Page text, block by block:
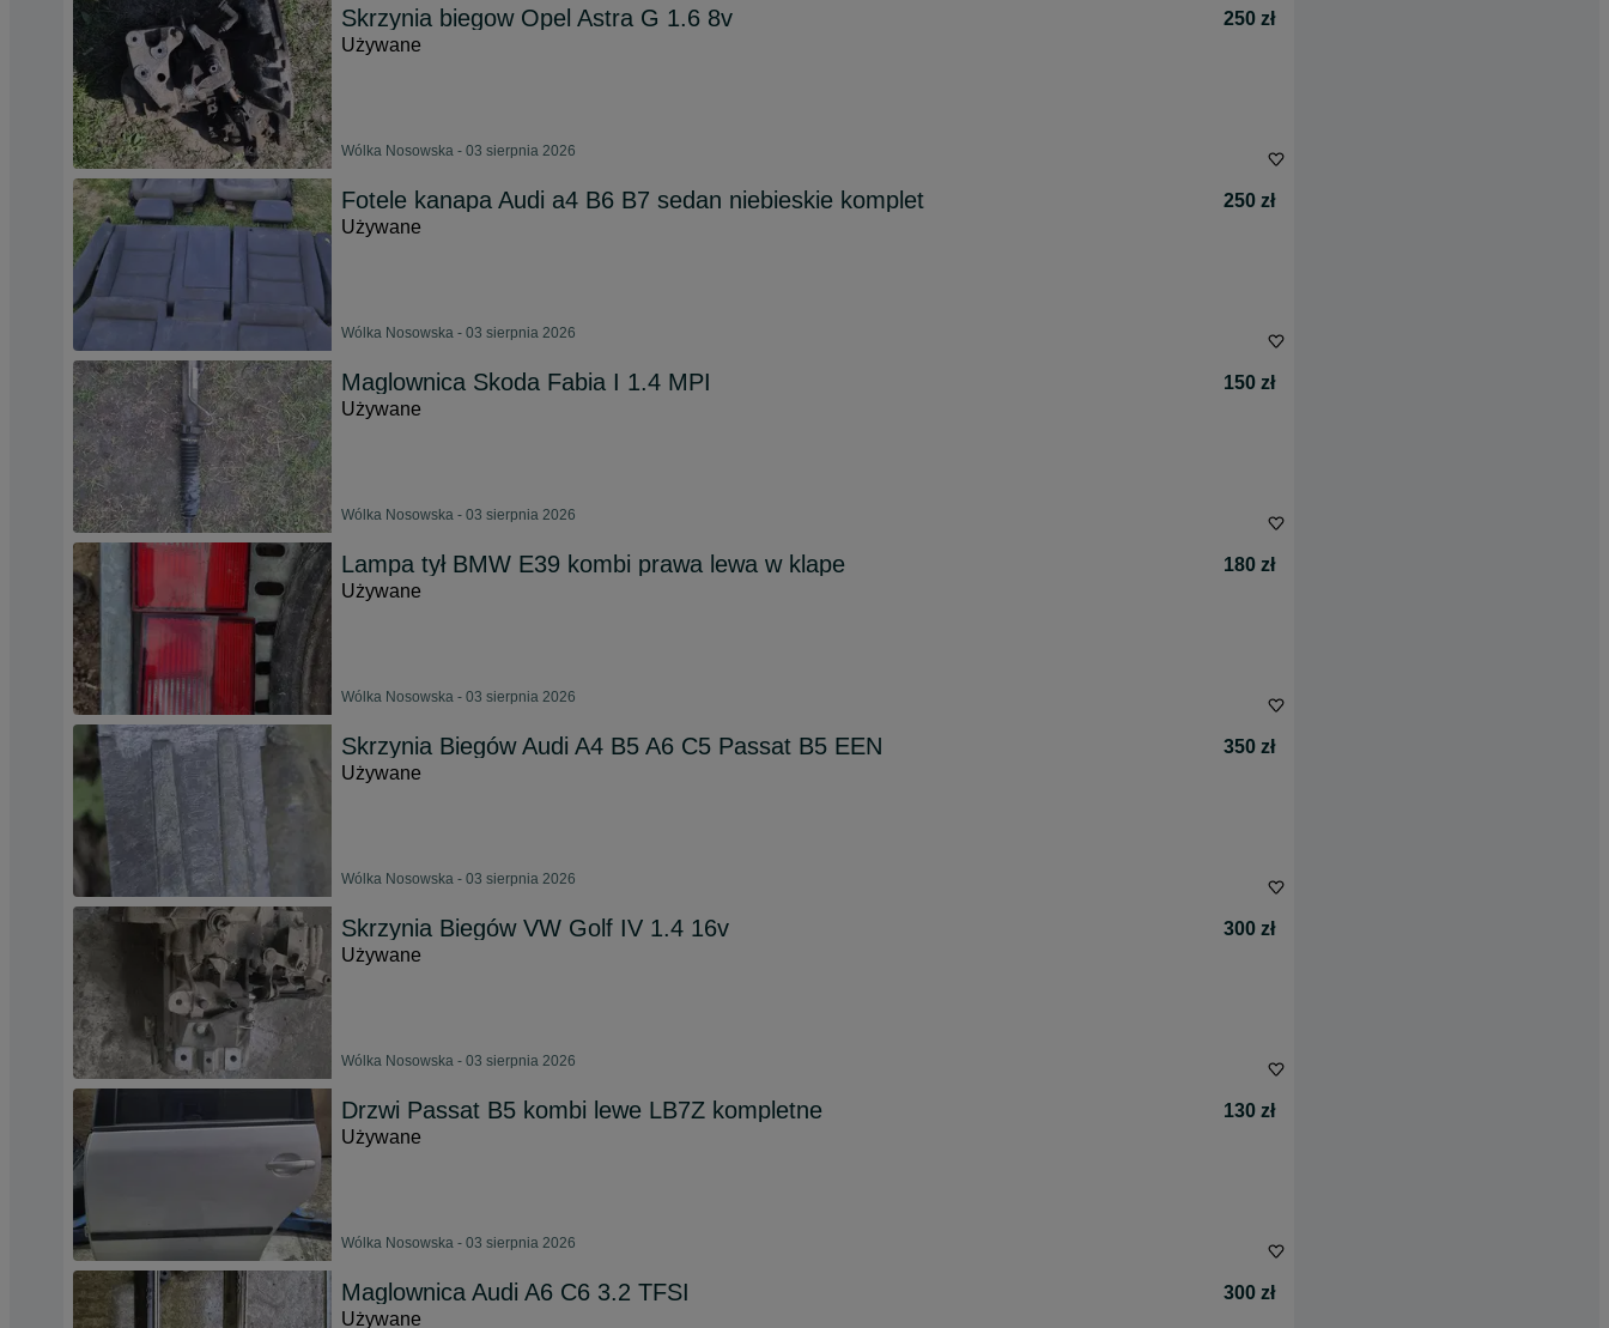
Skrzynia biegow Opel Astra G 1.6 8v
250 zł
Używane
Wólka Nosowska - 03 sierpnia 2026
Fotele kanapa Audi a4 B6 B7 sedan niebieskie komplet
250 zł
Używane
Wólka Nosowska - 03 sierpnia 2026
Maglownica Skoda Fabia I 1.4 MPI
150 zł
Używane
Wólka Nosowska - 03 sierpnia 2026
Lampa tył BMW E39 kombi prawa lewa w klape
180 zł
Używane
Wólka Nosowska - 03 sierpnia 2026
Skrzynia Biegów Audi A4 B5 A6 C5 Passat B5 EEN
350 zł
Używane
Wólka Nosowska - 03 sierpnia 2026
Skrzynia Biegów VW Golf IV 1.4 16v
300 zł
Używane
Wólka Nosowska - 03 sierpnia 2026
Drzwi Passat B5 kombi lewe LB7Z kompletne
130 zł
Używane
Wólka Nosowska - 03 sierpnia 2026
Maglownica Audi A6 C6 3.2 TFSI
300 zł
Używane